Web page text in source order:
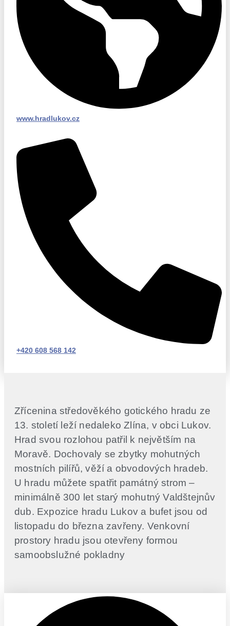
www.hradlukov.cz
+420 608 568 142
Zřícenina středověkého gotického hradu ze
13. století leží nedaleko Zlína, v obci Lukov.
Hrad svou rozlohou patřil k největším na
Moravě. Dochovaly se zbytky mohutných
mostních pilířů, věží a obvodových hradeb.
U hradu můžete spatřit památný strom –
minimálně 300 let starý mohutný Valdštejnův
dub. Expozice hradu Lukov a bufet jsou od
listopadu do března zavřeny. Venkovní
prostory hradu jsou otevřeny formou
samoobslužné pokladny